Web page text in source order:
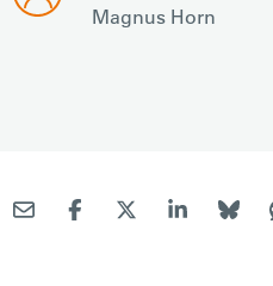
Magnus Horn